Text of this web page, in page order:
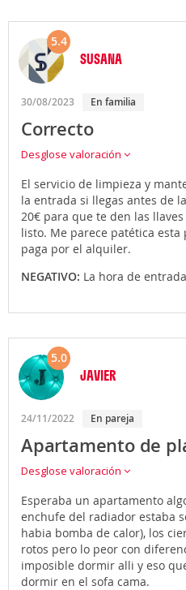
5.4
SUSANA
30/08/2023 En familia
Correcto
Desglose valoración
El servicio de limpieza y
la entrada si llegas antes de
20€ para que te den las
listo. Me parece patética esta
paga por el alquiler.
NEGATIVO: La hora de entrada
5.0
JAVIER
24/11/2022 En pareja
Apartamento de
Desglose valoración
Esperaba un apartamento
enchufe del radiador estaba
habia bomba de calor), los
rotos pero lo peor con
imposible dormir alli y eso
dormir en el sofa cama.